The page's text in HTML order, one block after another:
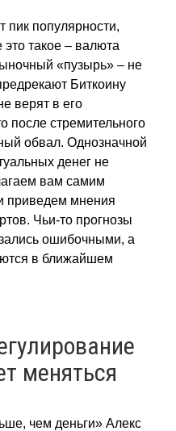
популярности,
такое – валюта
«пузырь» – не
Биткоину
верят в его
после стремительного
обвал. Однозначной
денег не
вам самим
приведем мнения
Чьи-то прогнозы
ошибочными, а
в ближайшем
меняться
чем деньги» Алекс